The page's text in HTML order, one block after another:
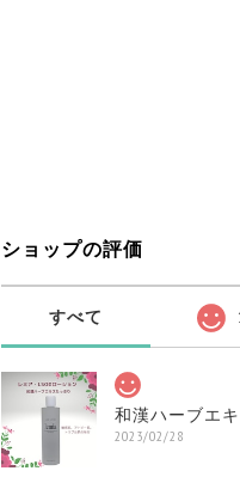
ショップの評価
すべて
和漢ハーブエ
2023/02/28